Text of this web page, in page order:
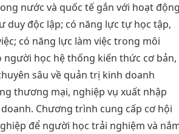
nước và quốc tế gắn với hoạt động
độc lập; có năng lực tự học tập,
có năng lực làm việc trong môi
học hệ thống kiến thức cơ bản,
sâu về quản trị kinh doanh
thương mại, nghiệp vụ xuất nhập
Chương trình cung cấp cơ hội
để người học trải nghiệm và